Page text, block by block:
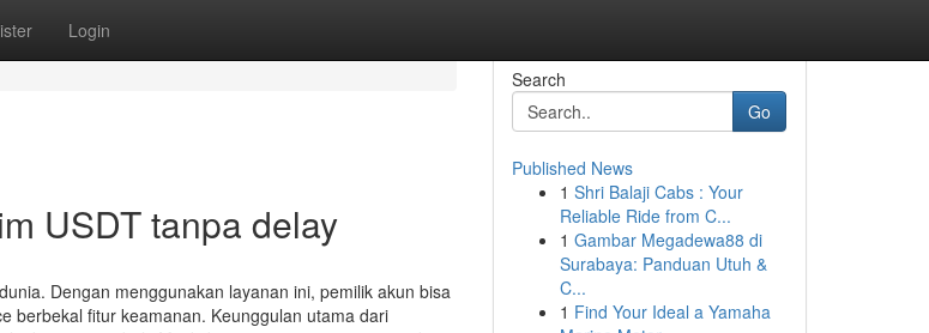
Login
USDT tanpa delay
Dengan menggunakan layanan ini, pemilik akun bisa
berbekal fitur keamanan. Keunggulan utama dari
Search
Go
Published News
1 Shri Balaji Cabs : Your
Reliable Ride from C...
1 Gambar Megadewa88 di
Surabaya: Panduan Utuh &
C...
1 Find Your Ideal a Yamaha